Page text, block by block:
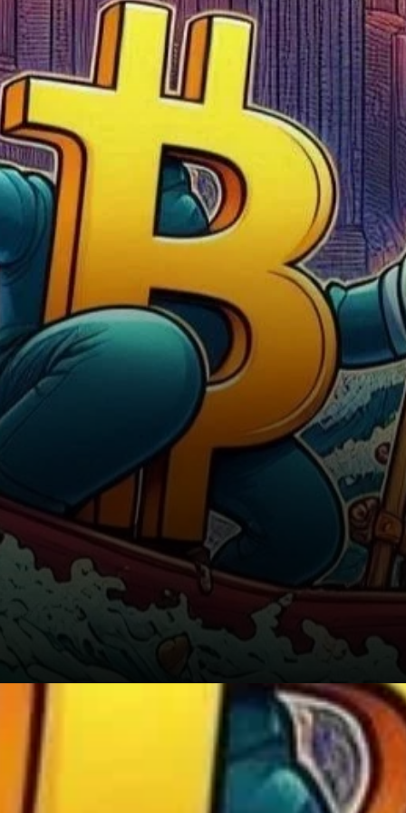
La Structure du Prix de Bitcoin